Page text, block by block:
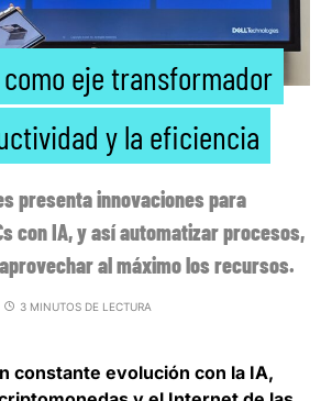
como eje transformador
y la eficiencia
presenta innovaciones para
con IA, y así automatizar procesos,
al máximo los recursos.
3 MINUTOS DE LECTURA
constante evolución con la IA,